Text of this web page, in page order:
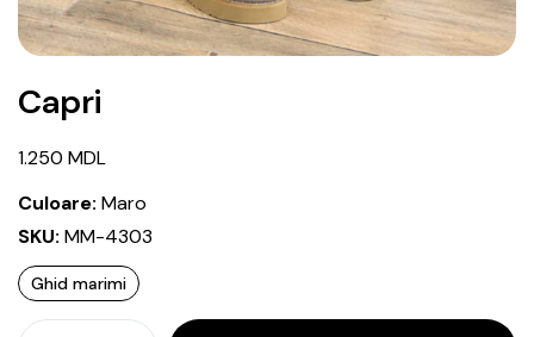
Capri
1.250 MDL
Culoare: Maro
SKU: MM-4303
Ghid marimi